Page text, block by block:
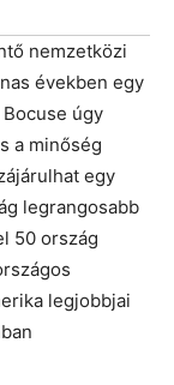
nemzetközi
években egy
úgy
a minőség
egy
legrangosabb
50 ország
legjobbjai